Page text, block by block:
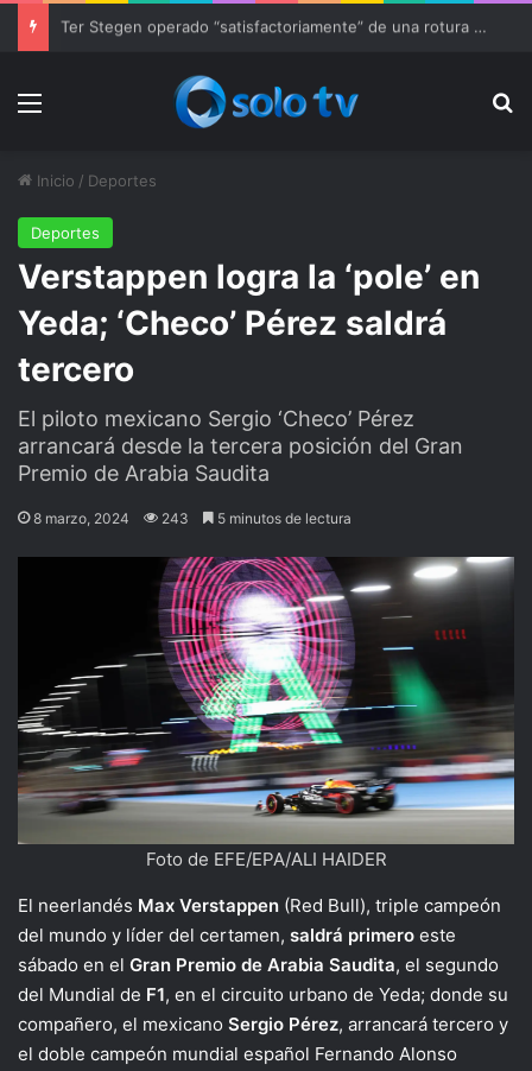
Ter Stegen operado “satisfactoriamente” de una rotura completa del tendón rotuliano
Menu
Inicio / Deportes
Deportes
Verstappen logra la ‘pole’ en
Yeda; ‘Checo’ Pérez saldrá
tercero
El piloto mexicano Sergio ‘Checo’ Pérez
arrancará desde la tercera posición del Gran
Premio de Arabia Saudita
8 marzo, 2024 243 5 minutos de lectura
Foto de EFE/EPA/ALI HAIDER
El neerlandés Max Verstappen (Red Bull), triple campeón
del mundo y líder del certamen, saldrá primero este
sábado en el Gran Premio de Arabia Saudita, el segundo
del Mundial de F1, en el circuito urbano de Yeda; donde su
compañero, el mexicano Sergio Pérez, arrancará tercero y
el doble campeón mundial español Fernando Alonso